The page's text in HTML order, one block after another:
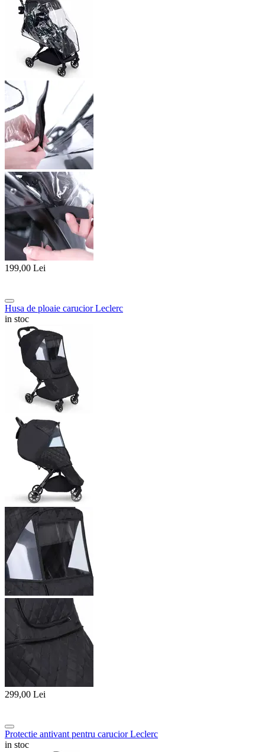
199,00 Lei
Husa de ploaie carucior Leclerc
in stoc
299,00 Lei
Protectie antivant pentru carucior Leclerc
in stoc